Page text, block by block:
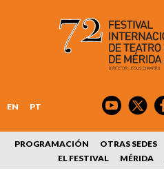
EN PT
PROGRAMACIÓN OTRAS SEDES
EL FESTIVAL
MÉRIDA